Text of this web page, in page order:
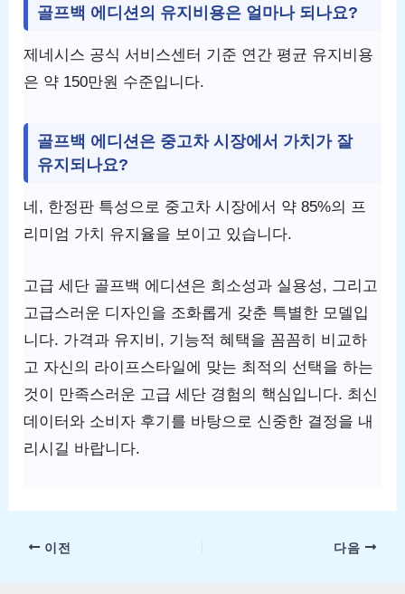
골프백 에디션의 유지비용은 얼마나 되나요?
제네시스 공식 서비스센터 기준 연간 평균 유지비용
은 약 150만원 수준입니다.
골프백 에디션은 중고차 시장에서 가치가 잘
유지되나요?
네, 한정판 특성으로 중고차 시장에서 약 85%의 프
리미엄 가치 유지율을 보이고 있습니다.
고급 세단 골프백 에디션은 희소성과 실용성, 그리고
고급스러운 디자인을 조화롭게 갖춘 특별한 모델입
니다. 가격과 유지비, 기능적 혜택을 꼼꼼히 비교하
고 자신의 라이프스타일에 맞는 최적의 선택을 하는
것이 만족스러운 고급 세단 경험의 핵심입니다. 최신
데이터와 소비자 후기를 바탕으로 신중한 결정을 내
리시길 바랍니다.
이전 다음